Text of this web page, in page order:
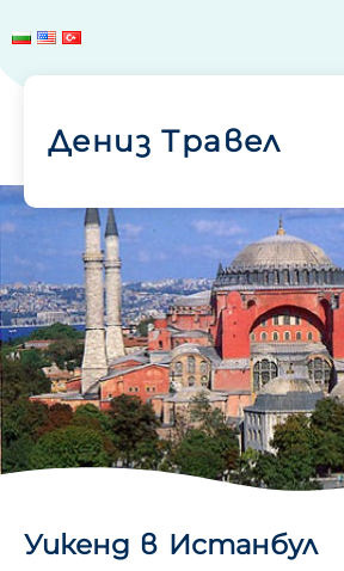
Дениз Травел
Уикенд в Истанбул